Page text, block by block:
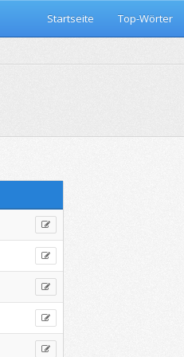
Startseite Top-Wörter